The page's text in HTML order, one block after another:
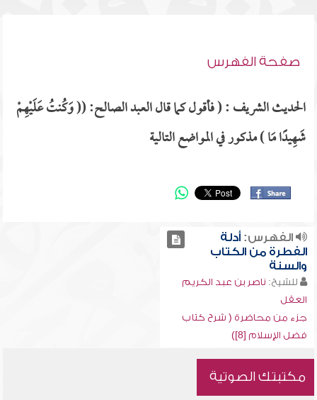
صفحة الفهرس
الحديث الشريف : ( فأقول كما قال العبد الصالح: (( وَكُنتُ عَلَيْهِمْ
شَهِيدًا مَا ) مذكور في المواضع التالية
الفهرس:أدلة
الفطرة من الكتاب
والسنة
للشيخ: ناصر بن عبد الكريم
العقل
جزء من محاضرة ( شرح كتاب
فضل الإسلام [8])
مكتبتك الصوتية